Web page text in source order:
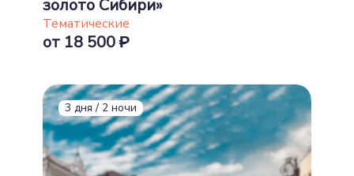
золото Сибири»
Тематические
от 18 500
3 дня / 2 ночи